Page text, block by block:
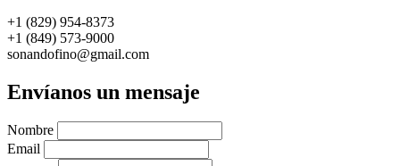
+1 (829) 954-8373
+1 (849) 573-9000
sonandofino@gmail.com
Envíanos un mensaje
Nombre
Email